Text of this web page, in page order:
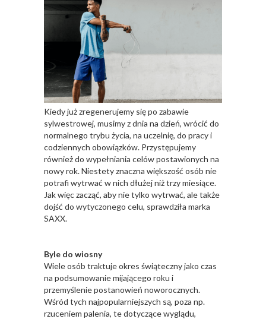
Kiedy już zregenerujemy się po zabawie
sylwestrowej, musimy z dnia na dzień, wrócić do
normalnego trybu życia, na uczelnię, do pracy i
codziennych obowiązków. Przystępujemy
również do wypełniania celów postawionych na
nowy rok. Niestety znaczna większość osób nie
potrafi wytrwać w nich dłużej niż trzy miesiące.
Jak więc zacząć, aby nie tylko wytrwać, ale także
dojść do wytyczonego celu, sprawdziła marka
SAXX.
Byle do wiosny
Wiele osób traktuje okres świąteczny jako czas
na podsumowanie mijającego roku i
przemyślenie postanowień noworocznych.
Wśród tych najpopularniejszych są, poza np.
rzuceniem palenia, te dotyczące wyglądu,